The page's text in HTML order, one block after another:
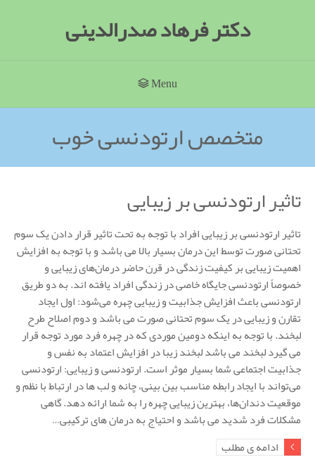
دکتر فرهاد صدرالدینی
Menu
متخصص ارتودنسی خوب
تاثیر ارتودنسی بر زیبایی
تاثیر ارتودنسی بر زیبایی افراد با توجه به تحت تاثیر قرار دادن یک سوم
تحتانی صورت توسط این درمان بسیار بالا می باشد و با توجه به افزایش
اهمیت زیبایی بر کیفیت زندگی در قرن حاضر درمان‌های زیبایی و
خصوصاً ارتودنسی جایگاه خاصی در زندگی افراد یافته اند. به دو طریق
ارتودنسی باعث افزایش جذابیت و زیبایی چهره می‌شود: اول ایجاد
تقارن و زیبایی در یک سوم تحتانی صورت می باشد و دوم اصلاح طرح
لبخند. با توجه به اینکه دومین موردی که در چهره فرد مورد توجه قرار
می گیرد لبخند می باشد لبخند زیبا در افزایش اعتماد به نفس و
جذابیت اجتماعی شما بسیار موثر است. ارتودنسی و زیبایی: ارتودنسی
می‌تواند با ایجاد رابطه مناسب بین بینی، چانه و لب ها در ارتباط با نظم و
موقعیت دندان‌ها، بهترین زیبایی چهره را به شما ارائه دهد. گاهی
مشکلات فرد شدید می باشد و احتیاج به درمان های ترکیبی…
ادامه ی مطلب